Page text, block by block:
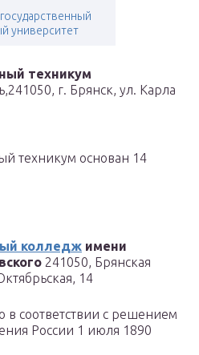
университет
техникум
г. Брянск, ул. Карла
техникум основан 14
колледж имени
241050, Брянская
14
в соответствии с решением
России 1 июля 1890